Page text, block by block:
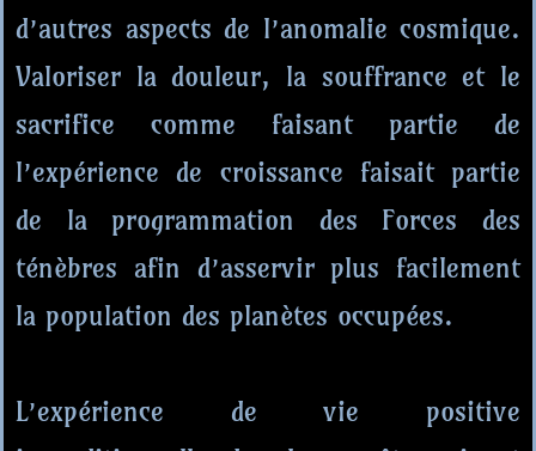
d’autres aspects de l’anomalie cosmique.
Valoriser la douleur, la souffrance et le
sacrifice comme faisant partie de
l’expérience de croissance faisait partie
de la programmation des Forces des
ténèbres afin d’asservir plus facilement
la population des planètes occupées.
L’expérience de vie positive